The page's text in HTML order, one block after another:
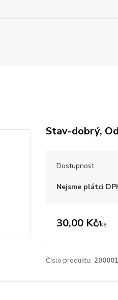
Stav-dobrý,
Dostupnost
Nejsme plátci
30,00 Kč/ks
Číslo produktu: